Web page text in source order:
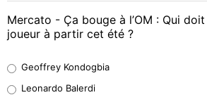
Mercato - Ça bouge à l’OM : Qui
joueur à partir cet été ?
38%
Geoffrey Kondogbia
Leonardo Balerdi